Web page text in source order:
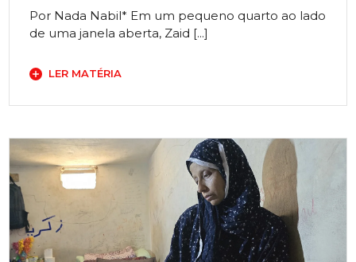
Por Nada Nabil* Em um pequeno quarto ao lado
de uma janela aberta, Zaid [...]
LER MATÉRIA